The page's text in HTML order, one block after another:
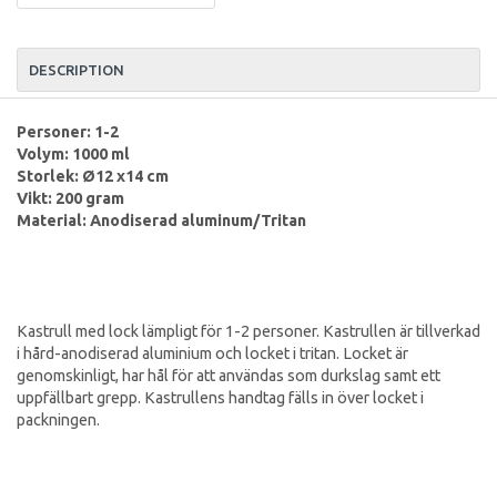
DESCRIPTION
Personer: 1-2
Volym: 1000 ml
Storlek: Ø12 x14 cm
Vikt: 200 gram
Material: Anodiserad aluminum/Tritan
Kastrull med lock lämpligt för 1-2 personer. Kastrullen är tillverkad
i hård-anodiserad aluminium och locket i tritan. Locket är
genomskinligt, har hål för att användas som durkslag samt ett
uppfällbart grepp. Kastrullens handtag fälls in över locket i
packningen.